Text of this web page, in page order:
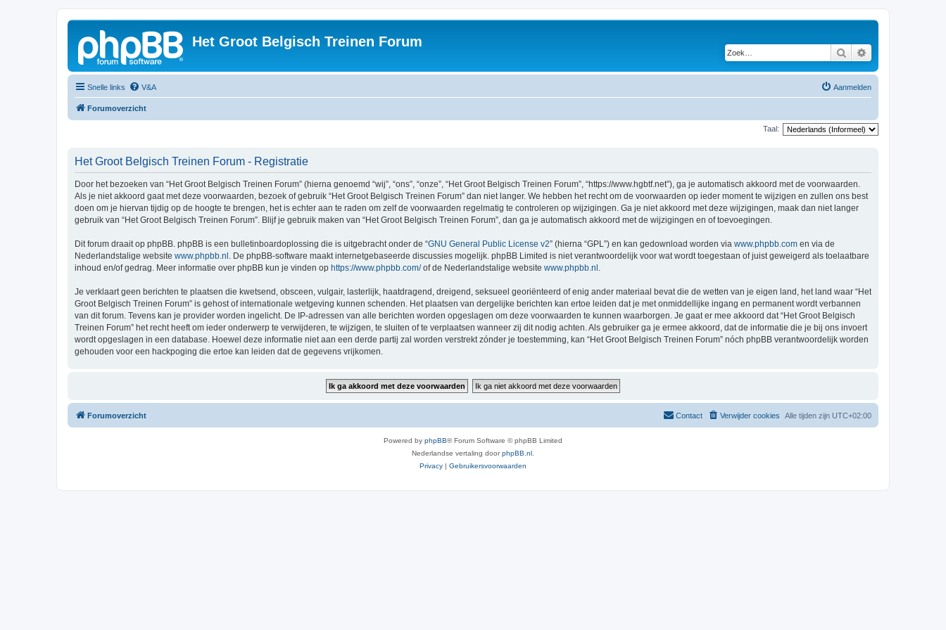
Het Groot Belgisch Treinen Forum
Zoek
Snelle links V&A Aanmelden
Forumoverzicht
Taal:
Het Groot Belgisch Treinen Forum - Registratie
Door het bezoeken van “Het Groot Belgisch Treinen Forum” (hierna genoemd “wij”, “ons”, “onze”, “Het Groot Belgisch Treinen Forum”, “https://www.hgbtf.net”), ga je automatisch akkoord met de voorwaarden.
Als je niet akkoord gaat met deze voorwaarden, bezoek of gebruik “Het Groot Belgisch Treinen Forum” dan niet langer. We hebben het recht om de voorwaarden op ieder moment te wijzigen en zullen ons best
doen om je hiervan tijdig op de hoogte te brengen, het is echter aan te raden om zelf de voorwaarden regelmatig te controleren op wijzigingen. Ga je niet akkoord met deze wijzigingen, maak dan niet langer
gebruik van “Het Groot Belgisch Treinen Forum”. Blijf je gebruik maken van “Het Groot Belgisch Treinen Forum”, dan ga je automatisch akkoord met de wijzigingen en of toevoegingen.
Dit forum draait op phpBB. phpBB is een bulletinboardoplossing die is uitgebracht onder de “GNU General Public License v2” (hierna “GPL”) en kan gedownload worden via www.phpbb.com en via de
Nederlandstalige website www.phpbb.nl . De phpBB-software maakt internetgebaseerde discussies mogelijk. phpBB Limited is niet verantwoordelijk voor wat wordt toegestaan of juist geweigerd als toelaatbare
inhoud en/of gedrag. Meer informatie over phpBB kun je vinden op https://www.phpbb.com/of de Nederlandstalige website www.phpbb.nl
Je verklaart geen berichten te plaatsen die kwetsend, obsceen, vulgair, lasterlijk, haatdragend, dreigend, seksueel georiënteerd of enig ander materiaal bevat die de wetten van je eigen land, het land waar “Het
Groot Belgisch Treinen Forum” is gehost of internationale wetgeving kunnen schenden. Het plaatsen van dergelijke berichten kan ertoe leiden dat je met onmiddellijke ingang en permanent wordt verbannen
van dit forum. Tevens kan je provider worden ingelicht. De IP-adressen van alle berichten worden opgeslagen om deze voorwaarden te kunnen waarborgen. Je gaat er mee akkoord dat “Het Groot Belgisch
Treinen Forum” het recht heeft om ieder onderwerp te verwijderen, te wijzigen, te sluiten of te verplaatsen wanneer zij dit nodig achten. Als gebruiker ga je ermee akkoord, dat de informatie die je bij ons invoert
wordt opgeslagen in een database. Hoewel deze informatie niet aan een derde partij zal worden verstrekt zónder je toestemming, kan “Het Groot Belgisch Treinen Forum” nóch phpBB verantwoordelijk worden
gehouden voor een hackpoging die ertoe kan leiden dat de gegevens vrijkomen.
Forumoverzicht Alle tijden zijn UTC+02:00
Verwijder cookies
Contact
Powered by phpBB® Forum Software © phpBB Limited
Nederlandse vertaling doorphpBB.nl
Privacy | Gebruikersvoorwaarden